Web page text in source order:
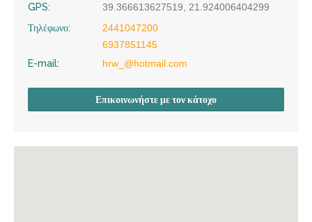
GPS:
39.366613627519, 21.924006404299
Τηλέφωνο:
2441047200
6937851145
E-mail:
hrw_@hotmail.com
Επικοινωνήστε με τον κάτοχο